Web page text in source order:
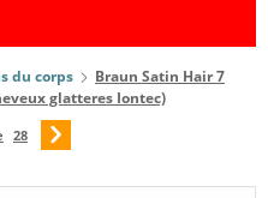
du corps
Braun Satin Hair 7
glatteres Iontec)
28